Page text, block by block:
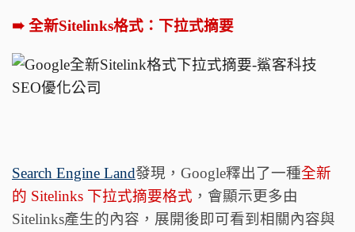
➠ 全新Sitelinks格式：下拉式摘要
Search Engine Land發現，Google釋出了一種全新
的 Sitelinks 下拉式摘要格式 ，會顯示更多由
Sitelinks產生的內容，展開後即可看到相關內容與